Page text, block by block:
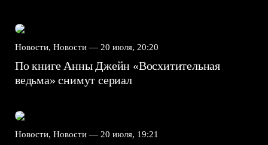
Новости, Новости — 20 июля, 20:20
По книге Анны Джейн «Восхитительная
ведьма» снимут сериал
Новости, Новости — 20 июля, 19:21